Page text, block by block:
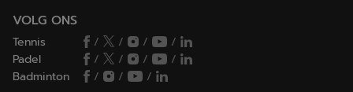
VOLG ONS
Tennis / / /
/
Padel
/ / /
/
Badminton
/ / /